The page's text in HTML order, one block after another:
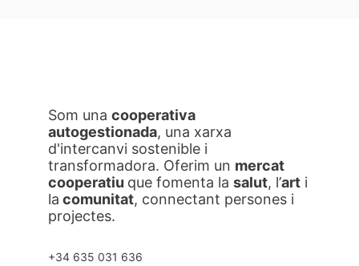
Som una cooperativa
autogestionada, una xarxa
d'intercanvi sostenible i
transformadora. Oferim un mercat
cooperatiu que fomenta la salut, l’art i
la comunitat, connectant persones i
projectes.
+34 635 031 636